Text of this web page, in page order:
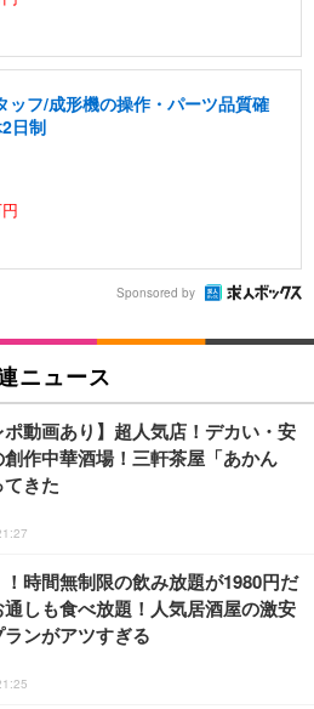
ッフ/成形機の操作・パーツ品質確
日制
Sponsored by
ニュース
ポ動画あり】超人気店！デカい・安
作中華酒場！三軒茶屋「あかん
きた
！時間無制限の飲み放題が1980円だ
通しも食べ放題！人気居酒屋の激安
ンがアツすぎる